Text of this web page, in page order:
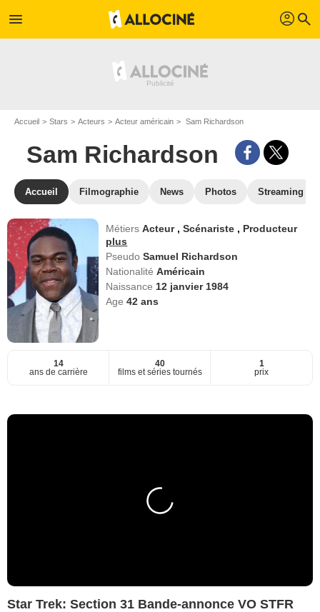
menu profil search
Accueil Stars Acteurs Acteur américain Sam Richardson
Sam Richardson
Accueil Filmographie News Photos Streaming
MétiersActeur ,Scénariste , Producteur
plus
PseudoSamuel Richardson
NationalitéAméricain
Naissance 12 janvier 1984
Age42 ans
14
ans de carrière
40
films et séries tournés
1
prix
Star Trek: Section 31 Bande-annonce VO STFR